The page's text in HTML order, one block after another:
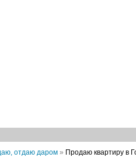
отдаю даром » Продаю квартиру в